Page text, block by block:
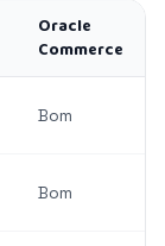
Oracle
Commerce
Bom
Bom